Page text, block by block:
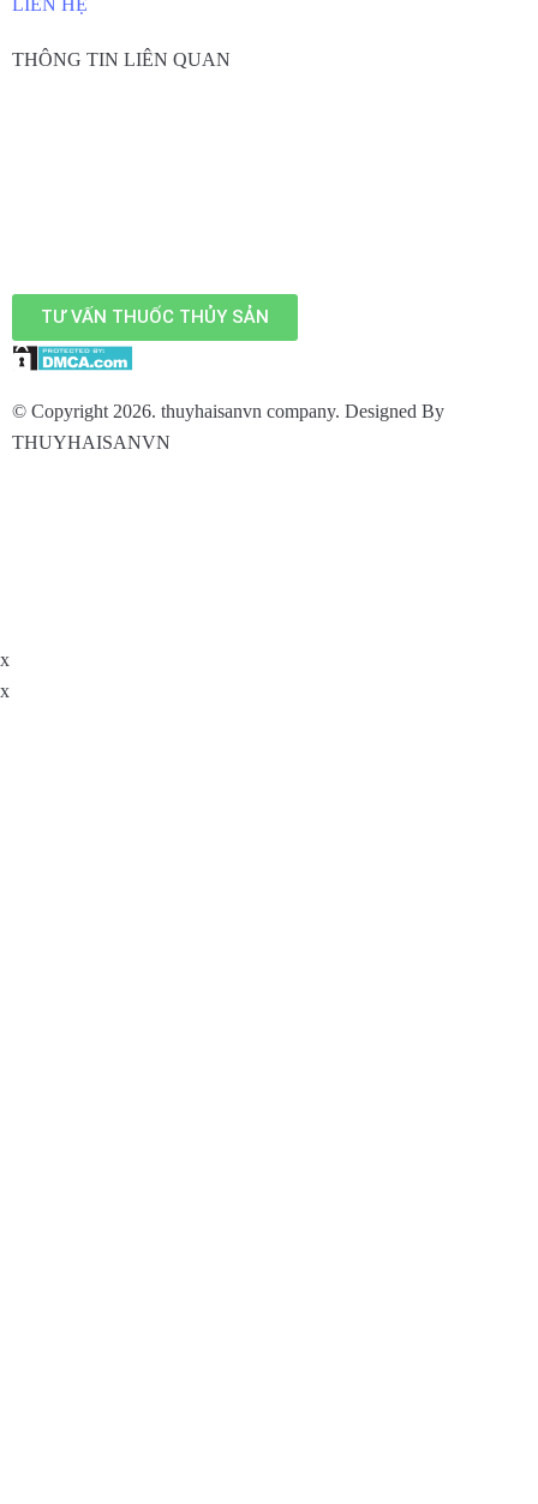
LIÊN HỆ
THÔNG TIN LIÊN QUAN
TƯ VẤN THUỐC THỦY SẢN
© Copyright 2026. thuyhaisanvn company. Designed By
THUYHAISANVN
x
x